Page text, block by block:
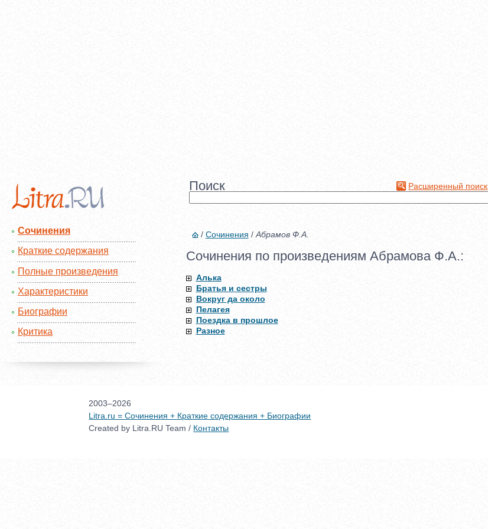
Поиск Расширенный поиск
Сочинения
Краткие содержания
Полные произведения
Характеристики
Биографии
Критика
/ Сочинения / Абрамов Ф.А.
Сочинения по произведениям Абрамова Ф.А.:
Алька
Братья и сестры
Вокруг да около
Пелагея
Поездка в прошлое
Разное
2003–2026
Litra.ru = Сочинения + Краткие содержания + Биографии
Created by Litra.RU Team / Контакты